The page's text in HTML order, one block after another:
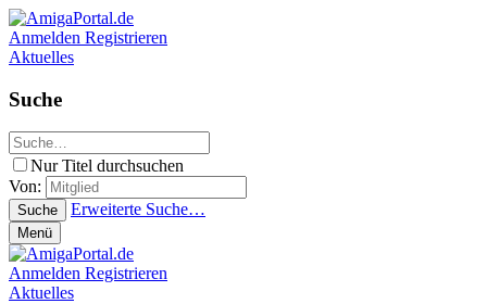
Anmelden Registrieren
Aktuelles
Suche
Nur Titel durchsuchen
Von:
Suche Erweiterte Suche…
Menü
Anmelden Registrieren
Aktuelles